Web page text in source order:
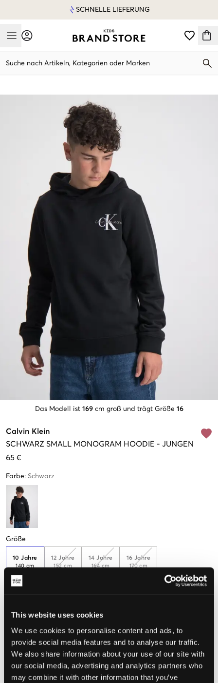
This website uses cookies
We use cookies to personalise content and ads, to
provide social media features and to analyse our traffic.
We also share information about your use of our site with
our social media, advertising and analytics partners who
may combine it with other information that you’ve
SCHNELLE LIEFERUNG
Mobile Menu
Suche nach Artikeln, Kategorien oder Marken
Das Modell ist 169 cm groß und trägt Größe 16
Calvin Klein
SCHWARZ SMALL MONOGRAM HOODIE - JUNGEN
65 €
Farbe: Schwarz
Größe
10 Jahre
140 cm
12 Jahre
152 cm
14 Jahre
164 cm
16 Jahre
170 cm
GRÖSSENBERATER
WÄHLEN SIE EINE GRÖSSE